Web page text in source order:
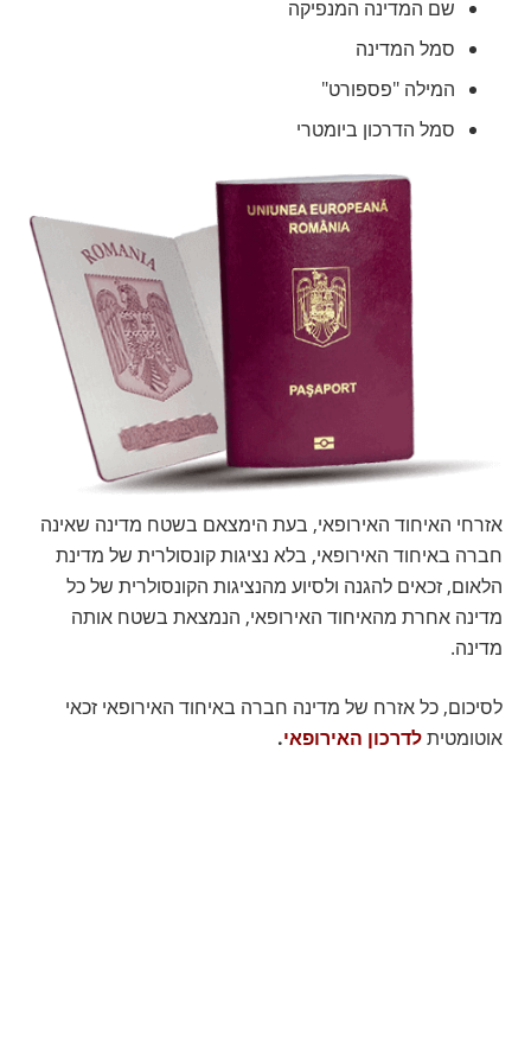
שם המדינה המנפיקה
סמל המדינה
המילה "פספורט"
סמל הדרכון ביומטרי
אזרחי האיחוד האירופאי, בעת הימצאם בשטח מדינה שאינה
חברה באיחוד האירופאי, בלא נציגות קונסולרית של מדינת
הלאום, זכאים להגנה ולסיוע מהנציגות הקונסולרית של כל
מדינה אחרת מהאיחוד האירופאי, הנמצאת בשטח אותה
מדינה.
לסיכום, כל אזרח של מדינה חברה באיחוד האירופאי זכאי
אוטומטיתלדרכון האירופאי.